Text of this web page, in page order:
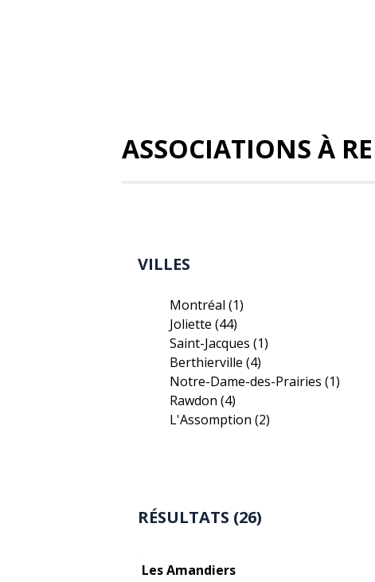
ASSOCIATIONS À
VILLES
Montréal (1)
Joliette (44)
Saint-Jacques (1)
Berthierville (4)
Notre-Dame-des-Prairies (1)
Rawdon (4)
L'Assomption (2)
RÉSULTATS (26)
Les Amandiers